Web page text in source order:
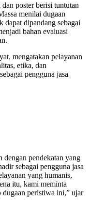
poster berisi tuntutan
menilai dugaan
dapat dipandang sebagai
bahan evaluasi
mengatakan pelayanan
etika, dan
pengguna jasa
pendekatan yang
sebagai pengguna jasa
yang humanis,
itu, kami meminta
dugaan peristiwa ini,” ujar